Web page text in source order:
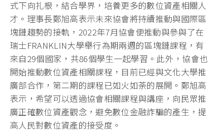
式下向扎根，結合學界，培養更多的數位資產相關人
才。理事長鄭旭高表示未來協會將持續推動與國際區
塊鏈趨勢的接軌，2022年7月協會便推動與參與了在
瑞士FRANKLIN大學舉行為期兩週的區塊鏈課程，有
來自29個國家，共86個學生一起學習。此外，協會也
開始推動數位資產相關課程，目前已經與文化大學推
廣部合作，第二期的課程已如火如荼的展開。鄭旭高
表示，希望可以透過協會相關課程與講座，向民眾推
廣正確數位資產觀念，避免數位金融詐騙的產生，提
高人民對數位資產的接受度。